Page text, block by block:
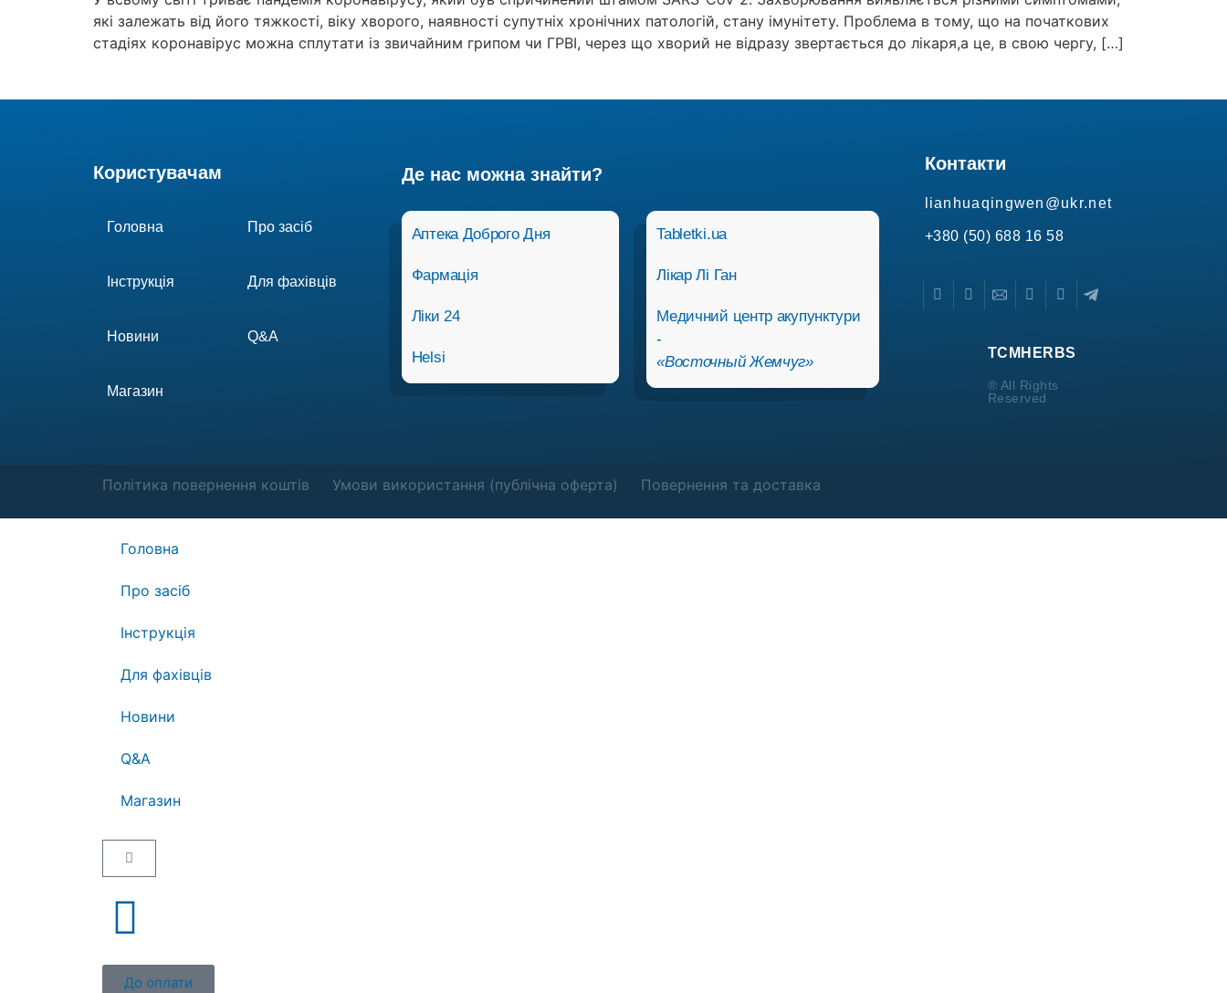
які залежать від його тяжкості, віку хворого, наявності супутніх хронічних патологій, стану імунітету. Проблема в тому, що на початкових
стадіях коронавірус можна сплутати із звичайним грипом чи ГРВІ, через що хворий не відразу звертається до лікаря,а це, в свою чергу, […]
Користувачам
Головна Про засіб
Інструкція Для фахівців
Новини Q&A
Магазин
Де нас можна знайти?
Аптека Доброго Дня
Фармація
Ліки 24
Helsi
Tabletki.ua
Лікар Лі Ган
Медичний центр акупунктури
-
«Восточный Жемчуг»
Контакти
lianhuaqingwen@ukr.net
+380 (50) 688 16 58
TCMHERBS
® All Rights
Reserved
Політика повернення коштів Умови використання (публічна оферта) Повернення та доставка
Головна
Про засіб
Інструкція
Для фахівців
Новини
Q&A
Магазин
До оплати